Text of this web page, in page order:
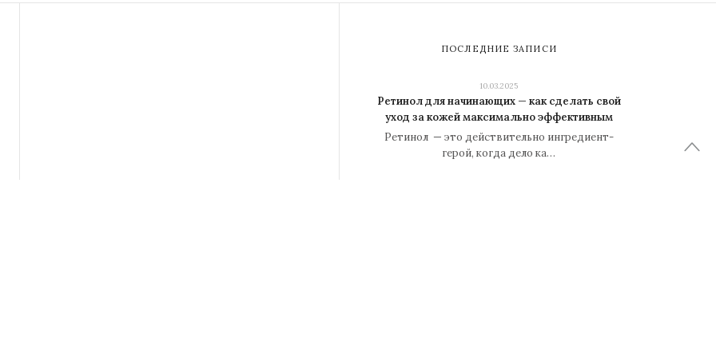
ПОСЛЕДНИЕ ЗАПИСИ
10.03.2025
Ретинол для начинающих — как сделать свой
уход за кожей максимально эффективным
Ретинол — это действительно ингредиент-
герой, когда дело ка…